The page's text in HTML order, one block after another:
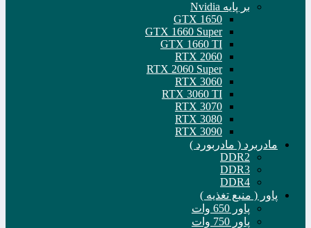
بر پایه Nvidia
GTX 1650
GTX 1660 Super
GTX 1660 TI
RTX 2060
RTX 2060 Super
RTX 3060
RTX 3060 TI
RTX 3070
RTX 3080
RTX 3090
مادربرد ( مادربورد )
DDR2
DDR3
DDR4
پاور ( منبع تغذیه )
پاور 650 وات
پاور 750 وات